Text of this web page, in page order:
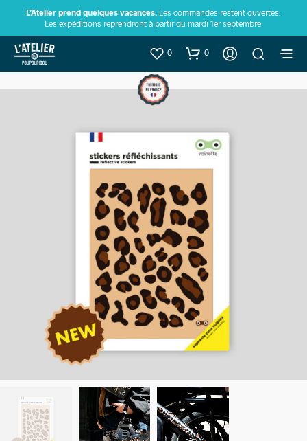
L’Atelier prend quelques vacances. Les commandes restent ouvertes.
Les expéditions reprendront à partir du mardi 1er septembre.
0 0